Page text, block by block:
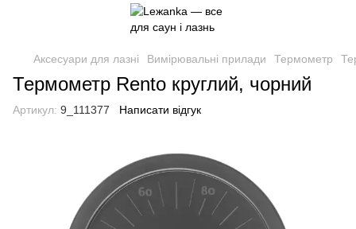
Аксесуари для лазні Вимірювальні прилади Термометр
Термометр Rento круглий, чорний
Артикул: 9_111377 Написати відгук